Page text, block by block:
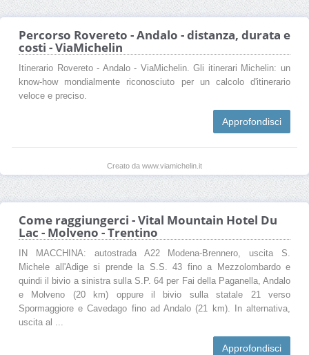
Percorso Rovereto - Andalo - distanza, durata e
costi - ViaMichelin
Itinerario Rovereto - Andalo - ViaMichelin. Gli itinerari Michelin: un
know-how mondialmente riconosciuto per un calcolo d'itinerario
veloce e preciso.
Approfondisci
Creato da www.viamichelin.it
Come raggiungerci - Vital Mountain Hotel Du
Lac - Molveno - Trentino
IN MACCHINA: autostrada A22 Modena-Brennero, uscita S.
Michele all'Adige si prende la S.S. 43 fino a Mezzolombardo e
quindi il bivio a sinistra sulla S.P. 64 per Fai della Paganella, Andalo
e Molveno (20 km) oppure il bivio sulla statale 21 verso
Spormaggiore e Cavedago fino ad Andalo (21 km). In alternativa,
uscita al ...
Approfondisci